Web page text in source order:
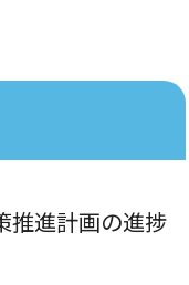
推進計画の進捗